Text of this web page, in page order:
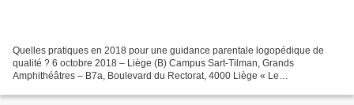
Quelles pratiques en 2018 pour une guidance parentale logopédique de
qualité ? 6 octobre 2018 – Liège (B) Campus Sart-Tilman, Grands
Amphithéâtres – B7a, Boulevard du Rectorat, 4000 Liège « Le